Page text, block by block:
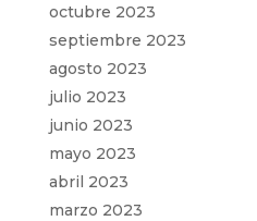
octubre 2023
septiembre 2023
agosto 2023
julio 2023
junio 2023
mayo 2023
abril 2023
marzo 2023